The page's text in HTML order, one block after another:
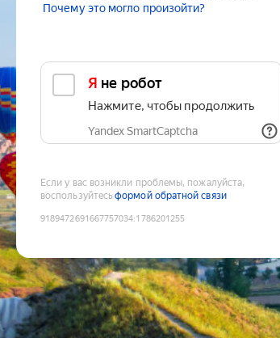
Почему это могло произойти?
Я не робот
Нажмите, чтобы продолжить
Yandex SmartCaptcha
Если у вас возникли проблемы, пожалуйста,
воспользуйтесьформой обратной связи
9189472691667757034:1786201255